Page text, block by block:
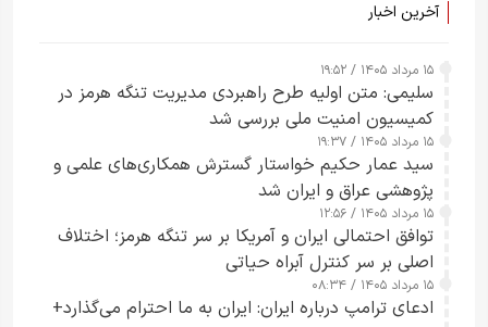
آخرین اخبار
۱۵ مرداد ۱۴۰۵ / ۱۹:۵۲
سلیمی: متن اولیه طرح راهبردی مدیریت تنگه هرمز در
کمیسیون امنیت ملی بررسی شد
۱۵ مرداد ۱۴۰۵ / ۱۹:۳۷
سید عمار حکیم خواستار گسترش همکاری‌های علمی و
پژوهشی عراق و ایران شد
۱۵ مرداد ۱۴۰۵ / ۱۲:۵۶
توافق احتمالی ایران و آمریکا بر سر تنگه هرمز؛ اختلاف
اصلی بر سر کنترل آبراه حیاتی
۱۵ مرداد ۱۴۰۵ / ۰۸:۳۴
ادعای ترامپ درباره ایران: ایران به ما احترام می‌گذارد+